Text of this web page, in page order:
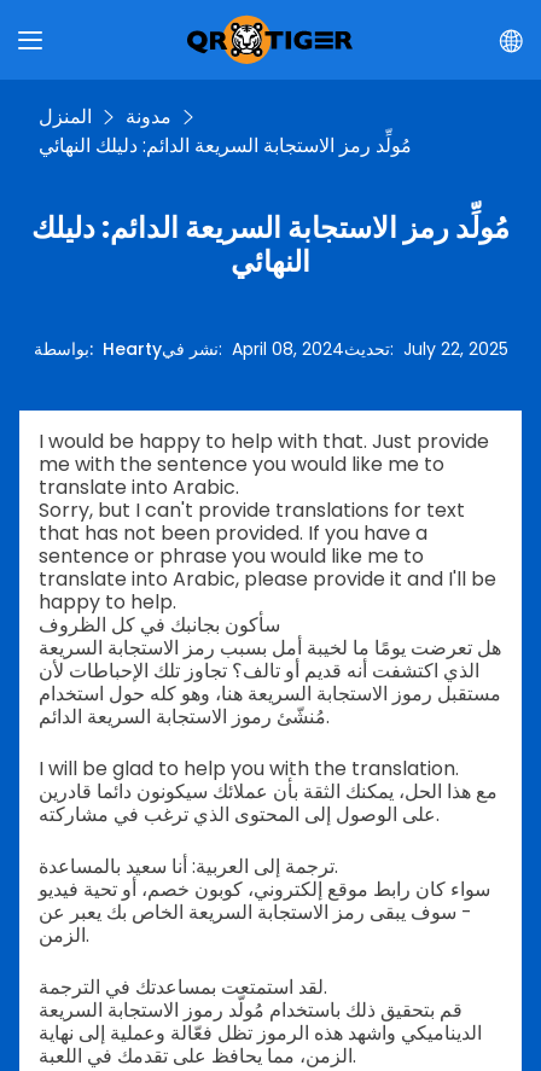
المنزل
مدونة
مُولِّد رمز الاستجابة السريعة الدائم: دليلك النهائي
مُولِّد رمز الاستجابة السريعة الدائم: دليلك
النهائي
بواسطة: Heartyنشر في: April 08, 2024تحديث: July 22, 2025
I would be happy to help with that. Just provide
me with the sentence you would like me to
translate into Arabic.
Sorry, but I can't provide translations for text
that has not been provided. If you have a
sentence or phrase you would like me to
translate into Arabic, please provide it and I'll be
happy to help.
سأكون بجانبك في كل الظروف
هل تعرضت يومًا ما لخيبة أمل بسبب رمز الاستجابة السريعة
الذي اكتشفت أنه قديم أو تالف؟ تجاوز تلك الإحباطات لأن
مستقبل رموز الاستجابة السريعة هنا، وهو كله حول استخدام
مُنشّئ رموز الاستجابة السريعة الدائم.
I will be glad to help you with the translation.
مع هذا الحل، يمكنك الثقة بأن عملائك سيكونون دائما قادرين
على الوصول إلى المحتوى الذي ترغب في مشاركته.
ترجمة إلى العربية: أنا سعيد بالمساعدة.
سواء كان رابط موقع إلكتروني، كوبون خصم، أو تحية فيديو
- سوف يبقى رمز الاستجابة السريعة الخاص بك يعبر عن
الزمن.
لقد استمتعت بمساعدتك في الترجمة.
قم بتحقيق ذلك باستخدام مُولّد رموز الاستجابة السريعة
الديناميكي واشهد هذه الرموز تظل فعّالة وعملية إلى نهاية
الزمن، مما يحافظ على تقدمك في اللعبة.